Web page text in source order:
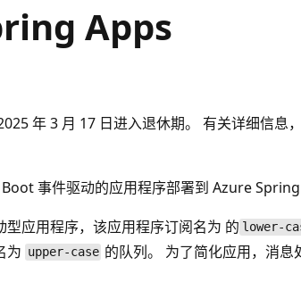
Apps
年 3 月 17 日进入退休期。 有关详细信息
事件驱动的应用程序部署到 Azure Spring
应用程序，该应用程序订阅名为 的 lower-
为 upper-case 的队列。 为了简化应用，消息